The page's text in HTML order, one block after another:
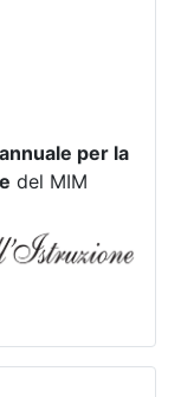
per la
del MIM